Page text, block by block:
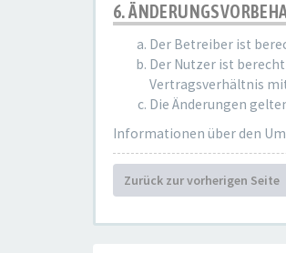
6.
Der Betreiber ist
Der Nutzer ist
Vertragsverhältnis
Die Änderungen
Informationen über den
Zurück zur vorherigen Seite